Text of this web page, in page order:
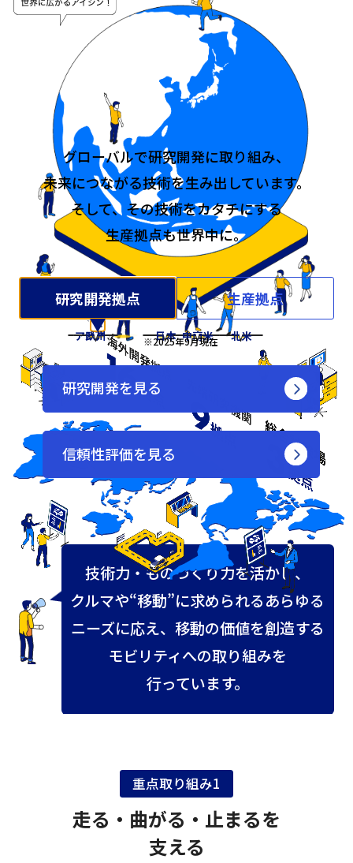
グローバルで研究開発に取り組み、
未来につながる技術を生み出しています。
そして、その技術をカタチにする
生産拠点も世界中に。
研究開発拠点 生産拠点
日本
アジア
欧州 北米
中南米
※2025年9月現在
研究開発を見る
信頼性評価を見る
技術力・ものづくり力を活かし、​
クルマや“移動”に求められるあらゆる
ニーズに応え、​移動の価値を創造する
モビリティへの取り組みを
行っています。
重点取り組み1
走る・曲がる・止まるを
支える